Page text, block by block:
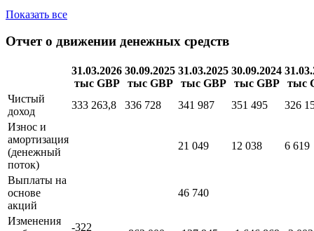
Показать все
Отчет о движении денежных средств
31.03.2026
тыс GBP
30.09.2025
тыс GBP
31.03.2025
тыс GBP
30.09.2024
тыс GBP
тыс
Чистый
доход
333 263,8 336 728 341 987 351 495
326
Износ и
амортизация
(денежный
поток)
21 049 12 038 6 619
Выплаты на
основе
акций
46 740
Изменения
-322